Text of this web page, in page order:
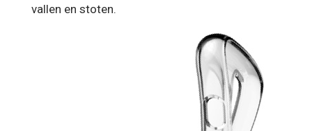
vallen en stoten.